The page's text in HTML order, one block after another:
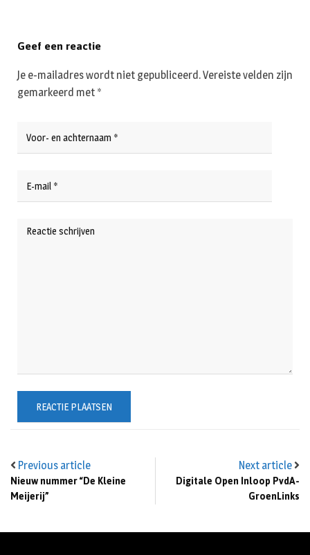
Previous article
Nieuw nummer “De Kleine
Meijerij”
Next article
Digitale Open Inloop PvdA-
GroenLinks
Geef een reactie
Je e-mailadres wordt niet gepubliceerd.Vereiste velden zijn
gemarkeerd met *